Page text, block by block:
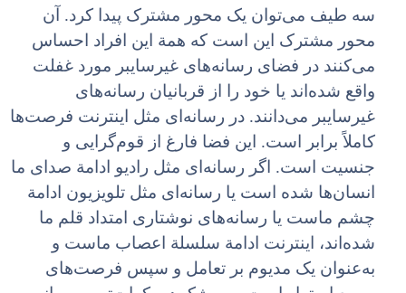
سه طیف می‌توان یک محور مشترک پیدا کرد. آن
محور مشترک این است که همة این افراد احساس
می‌کنند در فضای رسانه‌های غیرسایبر مورد غفلت
واقع شده‌اند یا خود را از قربانیان رسانه‌های
غیرسایبر می‌دانند. در رسانه‌ای مثل اینترنت فرصت‌ها
کاملاً برابر است. این فضا فارغ از قوم‌گرایی و
جنسیت است. اگر رسانه‌ای مثل رادیو ادامة صدای ما
انسان‌ها شده است یا رسانه‌ای مثل تلویزیون ادامة
چشم ماست یا رسانه‌های نوشتاری امتداد قلم ما
شده‌اند، اینترنت ادامة سلسلة اعصاب ماست و
به‌عنوان یک مدیوم بر تعامل و سپس فرصت‌های